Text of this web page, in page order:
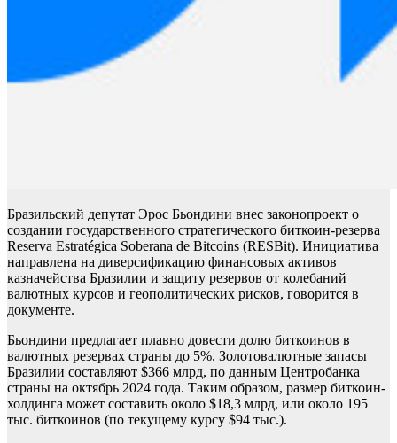
Бразильский депутат Эрос Бьондини внес законопроект о
создании государственного стратегического биткоин-резерва
Reserva Estratégica Soberana de Bitcoins (RESBit). Инициатива
направлена на диверсификацию финансовых активов
казначейства Бразилии и защиту резервов от колебаний
валютных курсов и геополитических рисков, говорится в
документе.
Бьондини предлагает плавно довести долю биткоинов в
валютных резервах страны до 5%. Золотовалютные запасы
Бразилии составляют $366 млрд, по данным Центробанка
страны на октябрь 2024 года. Таким образом, размер биткоин-
холдинга может составить около $18,3 млрд, или около 195
тыс. биткоинов (по текущему курсу $94 тыс.).